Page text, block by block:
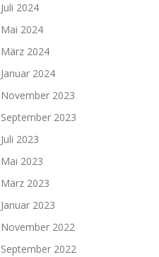
Juli 2024
Mai 2024
März 2024
Januar 2024
November 2023
September 2023
Juli 2023
Mai 2023
März 2023
Januar 2023
November 2022
September 2022